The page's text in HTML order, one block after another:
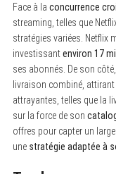
Face à la concurrence
streaming, telles que
stratégies variées. Netflix
investissantenviron 17
ses abonnés. De son
livraison combiné,
attrayantes, telles que la
sur la force de son
offres pour capter un
une stratégie adaptée à
: